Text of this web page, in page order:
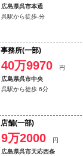
広島県呉市本通
呉駅から徒歩-分
事務所(一部)
40万9970
円
広島県呉市中央
呉駅から徒歩 6分
店舗(一部)
9万2000
円
広島県呉市天応西条